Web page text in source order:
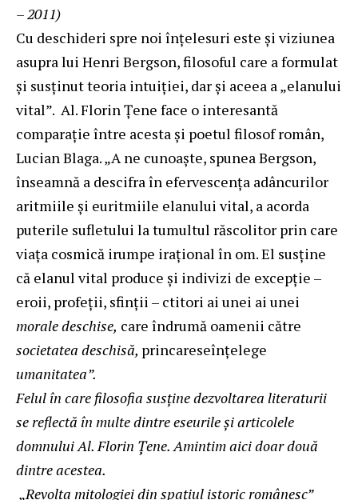
– 2011)
Cu deschideri spre noi înțelesuri este și viziunea
asupra lui Henri Bergson, filosoful care a formulat
și susținut teoria intuiției, dar și aceea a „elanului
vital”. Al. Florin Țene face o interesantă
comparație între acesta și poetul filosof român,
Lucian Blaga. „A ne cunoaşte, spunea Bergson,
înseamnă a descifra în efervescenţa adâncurilor
aritmiile şi euritmiile elanului vital, a acorda
puterile sufletului la tumultul răscolitor prin care
viaţa cosmică irumpe iraţional în om. El susţine
că elanul vital produce şi indivizi de excepţie –
eroii, profeţii, sfinţii – ctitori ai unei ai unei
morale deschise, care îndrumă oamenii către
societatea deschisă, princareseînţelege
umanitatea”.
Felul în care filosofia susține dezvoltarea literaturii
se reflectă în multe dintre eseurile și articolele
domnului Al. Florin Țene. Amintim aici doar două
dintre acestea.
„Revolta mitologiei din spațiul istoric românesc”